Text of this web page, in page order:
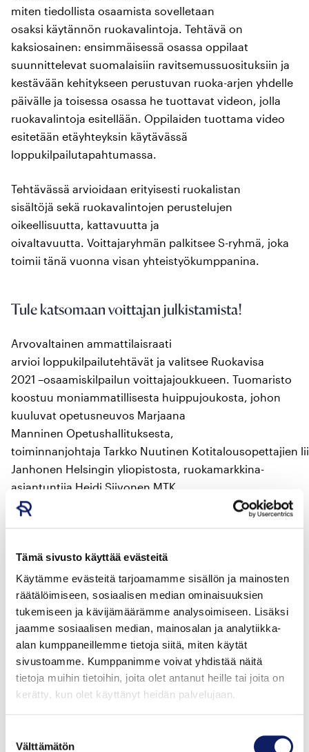
Tämä sivusto käyttää evästeitä
Käytämme evästeitä tarjoamamme sisällön ja mainosten
räätälöimiseen, sosiaalisen median ominaisuuksien
tukemiseen ja kävijämäärämme analysoimiseen. Lisäksi
jaamme sosiaalisen median, mainosalan ja analytiikka-
alan kumppaneillemme tietoja siitä, miten käytät
sivustoamme. Kumppanimme voivat yhdistää näitä
tietoja muihin tietoihin, joita olet antanut heille tai joita on
kerätty, kun olet käyttänyt heidän palvelujaan.
Välttämätön
miten tiedollista osaamista sovelletaan
osaksi käytännön ruokavalintoja. Tehtävä on
kaksiosainen: ensimmäisessä osassa oppilaat
suunnittelevat suomalaisiin ravitsemussuosituksiin ja
kestävään kehitykseen perustuvan ruoka-arjen yhdelle
päivälle ja toisessa osassa he tuottavat videon, jolla
ruokavalintoja esitellään. Oppilaiden tuottama video
esitetään etäyhteyksin käytävässä
loppukilpailutapahtumassa.
Tehtävässä arvioidaan erityisesti ruokalistan
sisältöjä sekä ruokavalintojen perustelujen
oikeellisuutta, kattavuutta ja
oivaltavuutta. Voittajaryhmän palkitsee S-ryhmä, joka
toimii tänä vuonna visan yhteistyökumppanina.
Tule katsomaan voittajan julkistamista!
Arvovaltainen ammattilaisraati
arvioi loppukilpailutehtävät ja valitsee Ruokavisa
2021 –osaamiskilpailun voittajajoukkueen. Tuomaristo
koostuu moniammatillisesta huippujoukosta, johon
kuuluvat opetusneuvos Marjaana
Manninen Opetushallituksesta,
toiminnanjohtaja Tarkko Nuutinen Kotitalousopettajien
Janhonen Helsingin yliopistosta, ruokamarkkina-
asiantuntija Heidi Siivonen MTK
ry:stä, Yhteishyvän sisältöpäällikkö Sanna
Syväniemi Ruokatiedosta.
Loppukilpailutapahtumassa tuomaristoa edustavat
Yhteishyvän sisältöpäällikkö Sanna Autio SOK:lta sekä
Ruokatiedon toiminnanjohtaja Anni-Mari
Syväniemi. Loppukilpailua pääsevät seuraamaan
10.5.2021 mennessälomakkeen kautta
ilmoittautuneet. Ilmoittautuneet saavat sähköpostitse
kutsun tapahtumaan ja he tulevat saamaan myös